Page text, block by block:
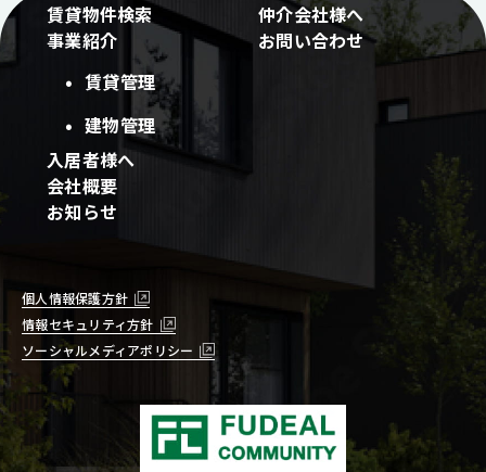
賃貸物件検索
事業紹介
賃貸管理
建物管理
入居者様へ
会社概要
お知らせ
仲介会社様へ
お問い合わせ
個人情報保護方針
ソーシャルメディアポリシー
情報セキュリティ方針